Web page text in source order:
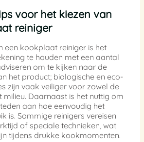
voor het kiezen van
reiniger
een kookplaat reiniger is het
te houden met een aantal
om te kijken naar de
het product; biologische en eco-
zijn vaak veiliger voor zowel de
milieu. Daarnaast is het nuttig om
aan hoe eenvoudig het
is. Sommige reinigers vereisen
of speciale technieken, wat
tijdens drukke kookmomenten.